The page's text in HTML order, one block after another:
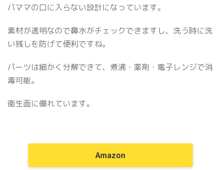
パママの口に入らない設計になっています。
素材が透明なので鼻水がチェックできますし、洗う時に洗
い残しを防げて便利ですね。
パーツは細かく分解できて、煮沸・薬剤・電子レンジで消
毒可能。
衛生面に優れています。
Amazon